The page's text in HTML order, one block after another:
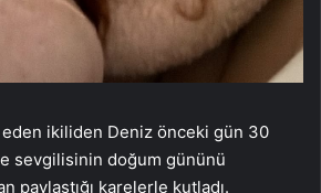
ikiliden Deniz önceki gün 30
sevgilisinin doğum gününü
paylaştığı karelerle kutladı.